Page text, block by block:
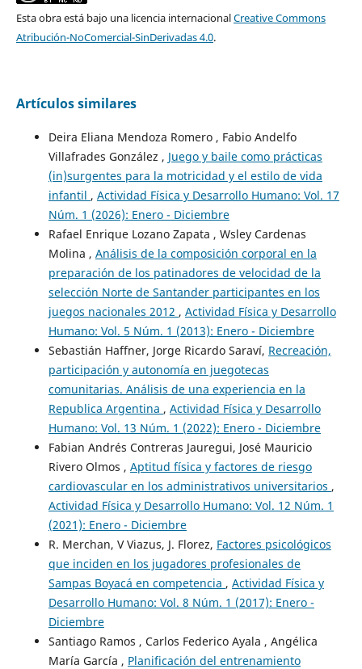
Esta obra está bajo una licencia internacionalCreative Commons
Atribución-NoComercial-SinDerivadas 4.0.
Artículos similares
Deira Eliana Mendoza Romero , Fabio Andelfo
Villafrades González , Juego y baile como prácticas
(in)surgentes para la motricidad y el estilo de vida
infantil , Actividad Física y Desarrollo Humano: Vol. 17
Núm. 1 (2026): Enero - Diciembre
Rafael Enrique Lozano Zapata , Wsley Cardenas
Molina , Análisis de la composición corporal en la
preparación de los patinadores de velocidad de la
selección Norte de Santander participantes en los
juegos nacionales 2012 , Actividad Física y Desarrollo
Humano: Vol. 5 Núm. 1 (2013): Enero - Diciembre
Sebastián Haffner, Jorge Ricardo Saraví, Recreación,
participación y autonomía en juegotecas
comunitarias. Análisis de una experiencia en la
Republica Argentina , Actividad Física y Desarrollo
Humano: Vol. 13 Núm. 1 (2022): Enero - Diciembre
Fabian Andrés Contreras Jauregui, José Mauricio
Rivero Olmos , Aptitud física y factores de riesgo
cardiovascular en los administrativos universitarios ,
Actividad Física y Desarrollo Humano: Vol. 12 Núm. 1
(2021): Enero - Diciembre
R. Merchan, V Viazus, J. Florez, Factores psicológicos
que inciden en los jugadores profesionales de
Sampas Boyacá en competencia , Actividad Física y
Desarrollo Humano: Vol. 8 Núm. 1 (2017): Enero -
Diciembre
Santiago Ramos , Carlos Federico Ayala , Angélica
María García , Planificación del entrenamiento